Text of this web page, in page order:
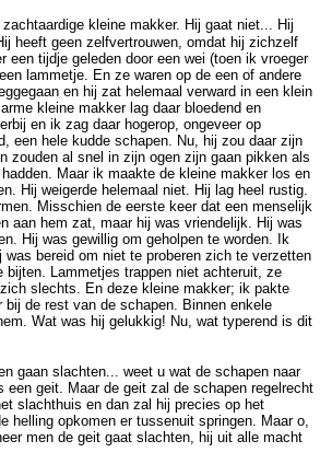
kleine makker. Hij gaat niet... Hij
heeft geen zelfvertrouwen, omdat hij zichzelf
een tijdje geleden door een wei (toen ik vroeger
lammetje. En ze waren op de een of andere
en hij zat helemaal verward in een klein
kleine makker lag daar bloedend en
en ik zag daar hogerop, ongeveer op
een hele kudde schapen. Nu, hij zou daar zijn
zouden al snel in zijn ogen zijn gaan pikken als
Maar ik maakte de kleine makker los en
Hij weigerde helemaal niet. Hij lag heel rustig.
Misschien de eerste keer dat een menselijk
aan hem zat, maar hij was vriendelijk. Hij was
Hij was gewillig om geholpen te worden. Ik
was bereid om niet te proberen zich te verzetten
bijten. Lammetjes trappen niet achteruit, ze
slechts. En deze kleine makker; ik pakte
bij de rest van de schapen. Binnen enkele
Wat was hij gelukkig! Nu, wat typerend is dit
gaan slachten... weet u wat de schapen naar
een geit. Maar de geit zal de schapen regelrecht
slachthuis en dan zal hij precies op het
helling opkomen er tussenuit springen. Maar o,
men de geit gaat slachten, hij uit alle macht